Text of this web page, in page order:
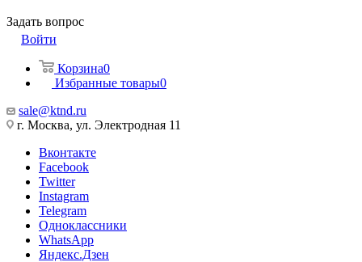
Задать вопрос
Войти
Корзина0
Избранные товары0
sale@ktnd.ru
г. Москва, ул. Электродная 11
Вконтакте
Facebook
Twitter
Instagram
Telegram
Одноклассники
WhatsApp
Яндекс.Дзен